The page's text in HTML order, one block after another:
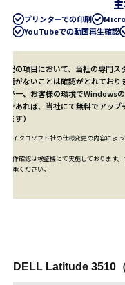
プリンターでの印刷
YouTubeでの動画再生確認
上記の項目において、当社の専門
問題がないことは確認がとれており
万が一、お客様の環境でWindows
内であれば、当社にて無料でアップ
ります）
※マイクロソフト社の仕様変更の内容によ
※動作確認は検証機にて実施しております
ご了承ください。
DELL Latitude 3510